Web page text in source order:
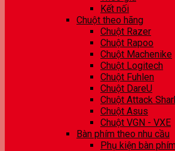
Kết nối
Chuột theo hãng
Chuột Razer
Chuột Rapoo
Chuột Machenike
Chuột Logitech
Chuột Fuhlen
Chuột DareU
Chuột Attack
Chuột Asus
Chuột VGN - VXE
Bàn phím theo nhu cầu
Phụ kiện bàn